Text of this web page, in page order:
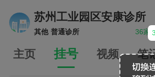
苏州工业园区安康诊所
其他 普通诊所 36家
主页 挂号 视频 笔